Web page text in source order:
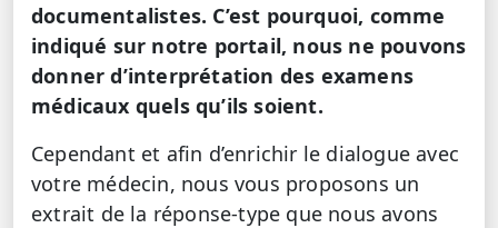
documentalistes. C’est pourquoi, comme
indiqué sur notre portail, nous ne pouvons
donner d’interprétation des examens
médicaux quels qu’ils soient.
Cependant et afin d’enrichir le dialogue avec
votre médecin, nous vous proposons un
extrait de la réponse-type que nous avons